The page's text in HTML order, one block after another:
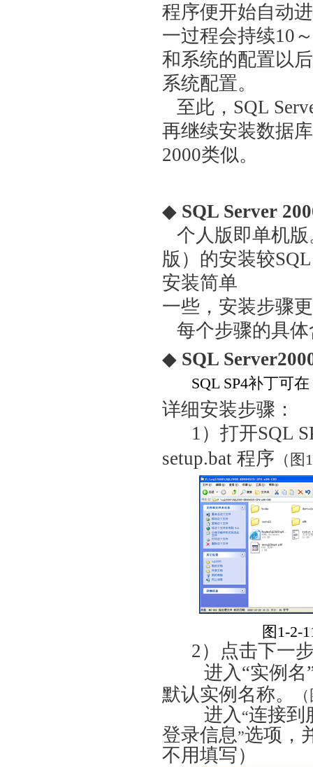
程序便开始自动
一过程会持续10
和系统的配置以
系统配置。
至此，SQL
再继续安装数据
2000类似。
◆ SQL Server
个人版即单机版
版）的安装较
安装简单
一些，安装步骤
每个步骤的具体
◆ SQL
SQL SP4补丁可
详细安装步骤：
1）打开SQL
setup.bat 程序 （图
图
2）点击下一
进入“实例名
默认实例名称。
进入 “连接到
登录信息”选项，
不用填写）